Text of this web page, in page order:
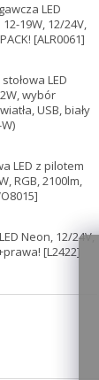
LED
12-19W, 12/24V,
[ALR0061]
LED
wybór
USB, biały
LED z pilotem
RGB, 2100lm,
Neon, 12/24V,
[L2422]